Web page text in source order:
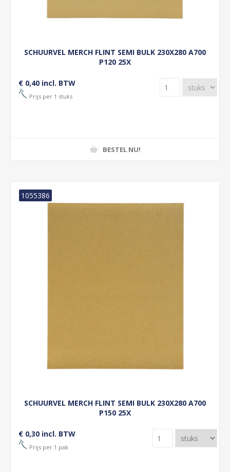
SCHUURVEL MERCH FLINT SEMI BULK 230X280 A700
P120 25X
€ 0,40 incl. BTW
Prijs per 1 stuks
BESTEL NU!
SCHUURVEL MERCH FLINT SEMI BULK 230X280 A700
P150 25X
1055386
€ 0,30 incl. BTW
Prijs per 1 pak